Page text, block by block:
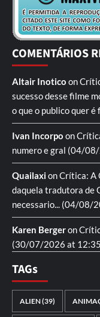
COMENTÁRIOS
Altair Inotico on
sucesso desse filme
o que o publico quer é
Ivan Incorpo on
numero e gral (04/
QuailaxionCrítica: A
daquela tradutora de
necessario... (04/08/
Karen Bergeron
(30/07/2026 at
TAGs
ALIEN(39)